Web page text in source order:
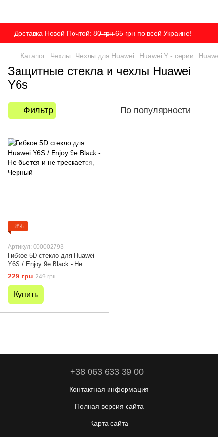
Доставка Новой Почтой: 80̶ ̶г̶р̶н̶ 65 грн по всей Украине!
Каталог Чехлы Чехлы для Huawei Huawei Y - серии
Защитные стекла и чехлы Huawei
Y6s
Фильтр По популярности
−8%
Артикул: 000002793
Гибкое 5D стекло для Huawei
Y6S / Enjoy 9e Black - Не
бьется и не трескается
229 грн 249 грн
Купить
+38 063 633 39 00
Контактная информация
Полная версия сайта
Карта сайта